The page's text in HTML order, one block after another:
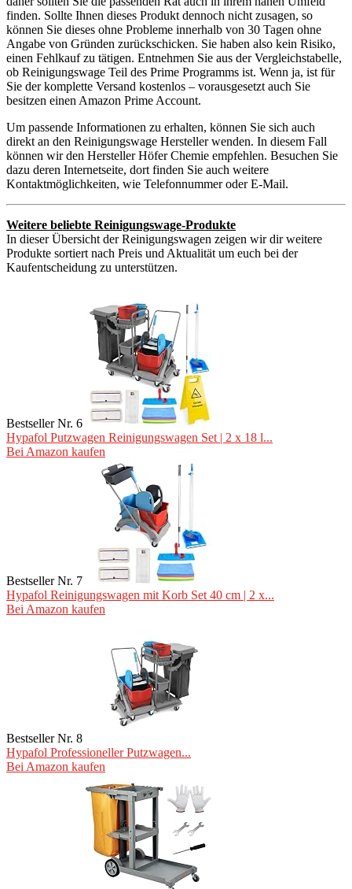
finden. Sollte Ihnen dieses Produkt dennoch nicht zusagen, so
können Sie dieses ohne Probleme innerhalb von 30 Tagen ohne
Angabe von Gründen zurückschicken. Sie haben also kein Risiko,
einen Fehlkauf zu tätigen. Entnehmen Sie aus der Vergleichstabelle,
ob Reinigungswage Teil des Prime Programms ist. Wenn ja, ist für
Sie der komplette Versand kostenlos – vorausgesetzt auch Sie
besitzen einen Amazon Prime Account.
Um passende Informationen zu erhalten, können Sie sich auch
direkt an den Reinigungswage Hersteller wenden. In diesem Fall
können wir den Hersteller Höfer Chemie empfehlen. Besuchen Sie
dazu deren Internetseite, dort finden Sie auch weitere
Kontaktmöglichkeiten, wie Telefonnummer oder E-Mail.
Weitere beliebte Reinigungswage-Produkte
In dieser Übersicht der Reinigungswagen zeigen wir dir weitere
Produkte sortiert nach Preis und Aktualität um euch bei der
Kaufentscheidung zu unterstützen.
Bestseller Nr. 6
Hypafol Putzwagen Reinigungswagen Set | 2 x 18 l...
Bei Amazon kaufen
Bestseller Nr. 7
Hypafol Reinigungswagen mit Korb Set 40 cm | 2 x...
Bei Amazon kaufen
Bestseller Nr. 8
Hypafol Professioneller Putzwagen...
Bei Amazon kaufen